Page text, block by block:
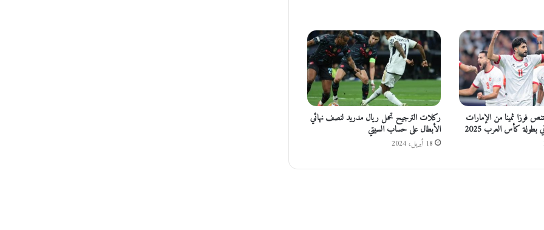
أ
ل
و
ي
ة
م
ق
فوزا ثمينا من الإمارات
بطولة كأس العرب 2025
ركلات الترجيح تحمل ريال مدريد لنصف نهائي
الأبطال على حساب السيتي
18 أبريل، 2024